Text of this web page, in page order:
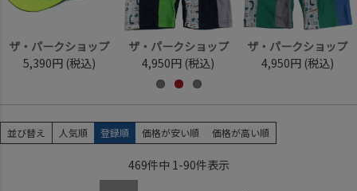
ザ・パークショップ
5,390円 (税込)
ザ・パークショップ
4,950円 (税込)
ザ・パークショップ
4,950円 (税込)
並び替え 人気順 登録順 価格が安い順 価格が高い順
469件中 1-90件表示